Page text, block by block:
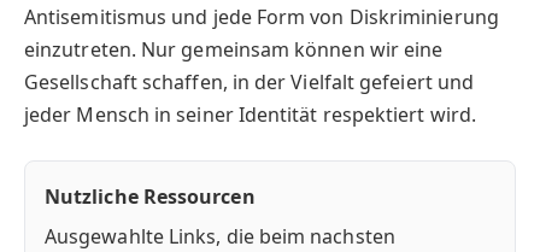
Antisemitismus und jede Form von Diskriminierung
einzutreten. Nur gemeinsam können wir eine
Gesellschaft schaffen, in der Vielfalt gefeiert und
jeder Mensch in seiner Identität respektiert wird.
Nutzliche Ressourcen
Ausgewahlte Links, die beim nachsten